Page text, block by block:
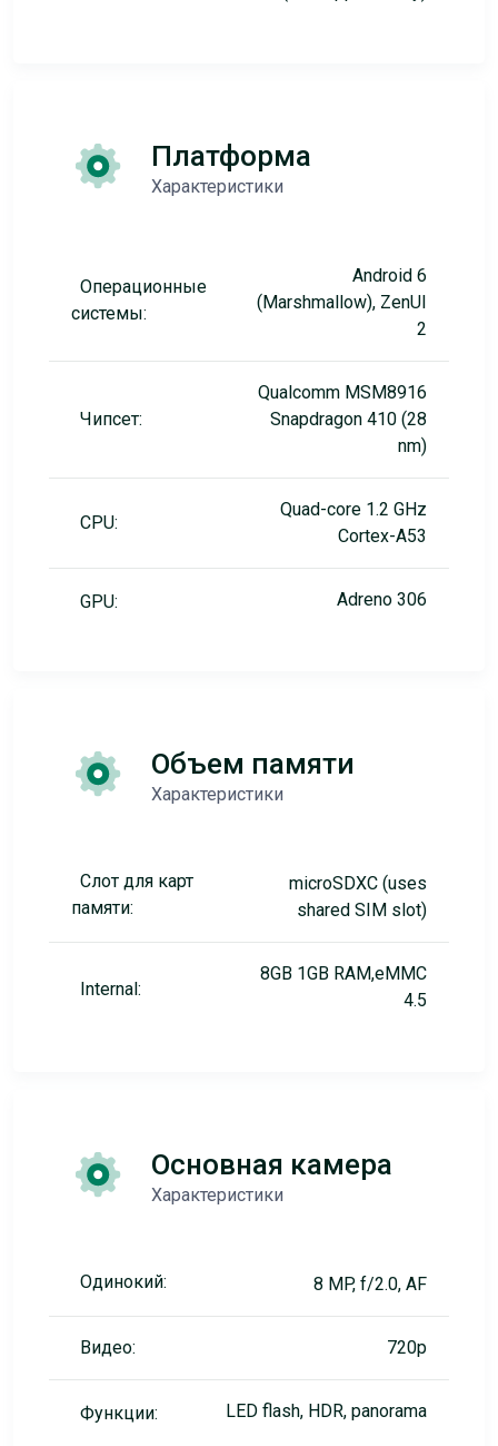
Платформа
Характеристики
Операционные
системы:
Android 6
(Marshmallow), ZenUI
2
Чипсет:
Qualcomm MSM8916
Snapdragon 410 (28
nm)
CPU:
Quad-core 1.2 GHz
Cortex-A53
GPU: Adreno 306
Объем памяти
Характеристики
Слот для карт
памяти:
microSDXC (uses
shared SIM slot)
Internal:
8GB 1GB RAM,eMMC
4.5
Основная камера
Характеристики
Одинокий: 8 MP, f/2.0, AF
Видео: 720p
Функции: LED flash, HDR, panorama